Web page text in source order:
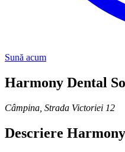
Sună acum
Harmony Dental
Câmpina Strada Victoriei 12
Descriere